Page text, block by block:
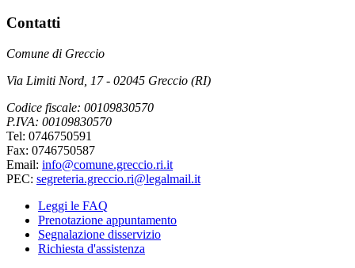
Contatti
Comune di Greccio
Via Limiti Nord, 17 - 02045 Greccio (RI)
Codice fiscale: 00109830570
P.IVA: 00109830570
Tel: 0746750591
Fax: 0746750587
Email: info@comune.greccio.ri.it
PEC: segreteria.greccio.ri@legalmail.it
Leggi le FAQ
Prenotazione appuntamento
Segnalazione disservizio
Richiesta d'assistenza